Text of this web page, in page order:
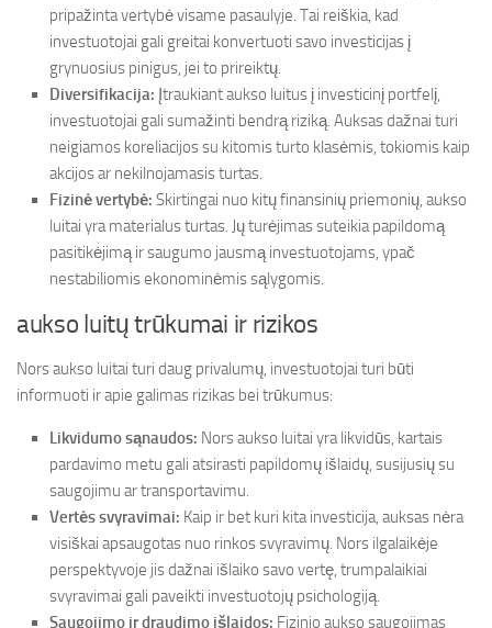
pripažinta vertybė visame pasaulyje. Tai reiškia, kad
investuotojai gali greitai konvertuoti savo investicijas į
grynuosius pinigus, jei to prireiktų.
Diversifikacija: Įtraukiant aukso luitus į investicinį portfelį,
investuotojai gali sumažinti bendrą riziką. Auksas dažnai turi
neigiamos koreliacijos su kitomis turto klasėmis, tokiomis kaip
akcijos ar nekilnojamasis turtas.
Fizinė vertybė: Skirtingai nuo kitų finansinių priemonių, aukso
luitai yra materialus turtas. Jų turėjimas suteikia papildomą
pasitikėjimą ir saugumo jausmą investuotojams, ypač
nestabiliomis ekonominėmis sąlygomis.
aukso luitų trūkumai ir rizikos
Nors aukso luitai turi daug privalumų, investuotojai turi būti
informuoti ir apie galimas rizikas bei trūkumus:
Likvidumo sąnaudos: Nors aukso luitai yra likvidūs, kartais
pardavimo metu gali atsirasti papildomų išlaidų, susijusių su
saugojimu ar transportavimu.
Vertės svyravimai: Kaip ir bet kuri kita investicija, auksas nėra
visiškai apsaugotas nuo rinkos svyravimų. Nors ilgalaikėje
perspektyvoje jis dažnai išlaiko savo vertę, trumpalaikiai
svyravimai gali paveikti investuotojų psichologiją.
Saugojimo ir draudimo išlaidos: Fizinio aukso saugojimas